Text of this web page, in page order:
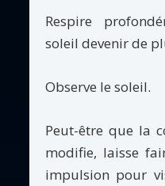
Respire
soleil devenir de
Observe le soleil.
Peut-être que la
modifie, laisse
impulsion pour